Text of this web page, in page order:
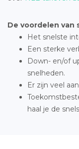
De voordelen van
Het snelste
Een sterke
Down- en/of
snelheden.
Er zijn veel
haal je de